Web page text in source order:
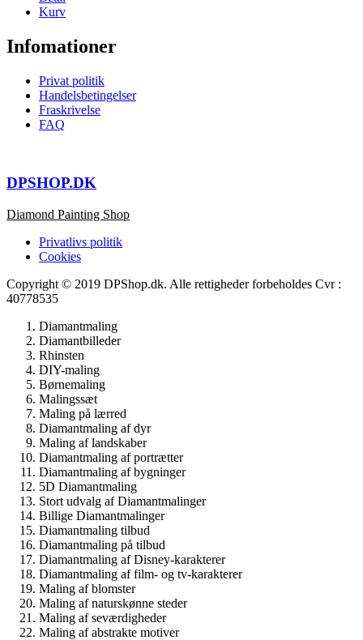
Kurv
Infomationer
Privat politik
Handelsbetingelser
Fraskrivelse
FAQ
DPSHOP.DK
Diamond Painting Shop
Privatlivs politik
Cookies
Copyright © 2019 DPShop.dk. Alle rettigheder forbeholdes Cvr :
40778535
Diamantmaling
Diamantbilleder
Rhinsten
DIY-maling
Børnemaling
Malingssæt
Maling på lærred
Diamantmaling af dyr
Maling af landskaber
Diamantmaling af portrætter
Diamantmaling af bygninger
5D Diamantmaling
Stort udvalg af Diamantmalinger
Billige Diamantmalinger
Diamantmaling tilbud
Diamantmaling på tilbud
Diamantmaling af Disney-karakterer
Diamantmaling af film- og tv-karakterer
Maling af blomster
Maling af naturskønne steder
Maling af seværdigheder
Maling af abstrakte motiver